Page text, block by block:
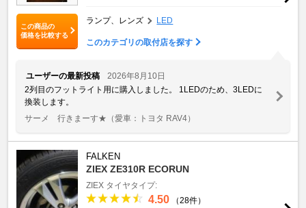
この商品の
価格を比較する
ランプ、レンズ LED
このカテゴリの取付店を探す
ユーザーの最新投稿
2026年8月10日
2列目のフットライト用に購入しました。 1LEDのため、3LEDに
換装します。
サーメ 行きまーす★ （愛車：トヨタ RAV4）
FALKEN
ZIEX ZE310R ECORUN
ZIEX タイヤタイプ:
4.50
（28件）